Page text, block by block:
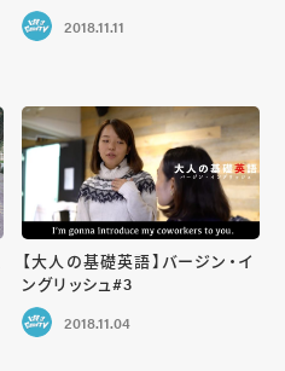
2018.11.11
【大人の基礎英語】バージン・イ
ングリッシュ#3
2018.11.04